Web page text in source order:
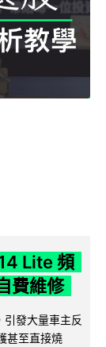
Lite 頻
費維修
發大量車主反
甚至直接燒